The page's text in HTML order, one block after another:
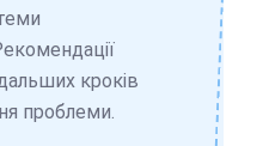
кроків
проблеми.